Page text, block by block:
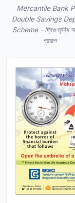
Mercantile Bank
Double Savings
Scheme - দ্বিগুণবৃদ্ধি
প্রকল্প